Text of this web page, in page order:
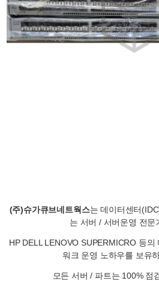
(주)슈가큐브네트웍스는 데이터센터
는 서버 / 서버운영 전문
HP DELL LENOVO SUPERMICRO 등
워크 운영 노하우를 보유
모든 서버 / 파트는 100% 점